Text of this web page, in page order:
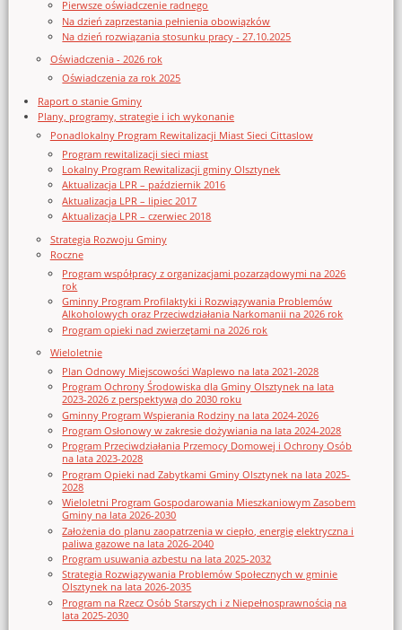
Pierwsze oświadczenie radnego
Na dzień zaprzestania pełnienia obowiązków
Na dzień rozwiązania stosunku pracy - 27.10.2025
Oświadczenia - 2026 rok
Oświadczenia za rok 2025
Raport o stanie Gminy
Plany, programy, strategie i ich wykonanie
Ponadlokalny Program Rewitalizacji Miast Sieci Cittaslow
Program rewitalizacji sieci miast
Lokalny Program Rewitalizacji gminy Olsztynek
Aktualizacja LPR – październik 2016
Aktualizacja LPR – lipiec 2017
Aktualizacja LPR – czerwiec 2018
Strategia Rozwoju Gminy
Roczne
Program współpracy z organizacjami pozarządowymi na 2026
rok
Gminny Program Profilaktyki i Rozwiązywania Problemów
Alkoholowych oraz Przeciwdziałania Narkomanii na 2026 rok
Program opieki nad zwierzętami na 2026 rok
Wieloletnie
Plan Odnowy Miejscowości Waplewo na lata 2021-2028
Program Ochrony Środowiska dla Gminy Olsztynek na lata
2023-2026 z perspektywą do 2030 roku
Gminny Program Wspierania Rodziny na lata 2024-2026
Program Osłonowy w zakresie dożywiania na lata 2024-2028
Program Przeciwdziałania Przemocy Domowej i Ochrony Osób
na lata 2023-2028
Program Opieki nad Zabytkami Gminy Olsztynek na lata 2025-
2028
Wieloletni Program Gospodarowania Mieszkaniowym Zasobem
Gminy na lata 2026-2030
Założenia do planu zaopatrzenia w ciepło, energię elektryczna i
paliwa gazowe na lata 2026-2040
Program usuwania azbestu na lata 2025-2032
Strategia Rozwiązywania Problemów Społecznych w gminie
Olsztynek na lata 2026-2035
Program na Rzecz Osób Starszych i z Niepełnosprawnością na
lata 2025-2030